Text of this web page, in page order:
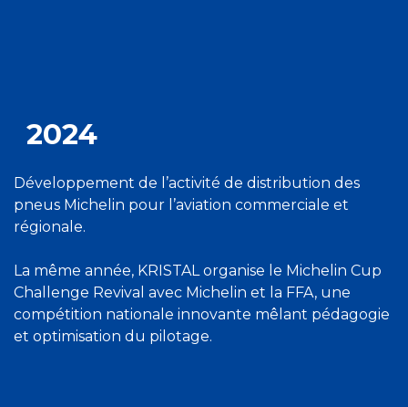
2024
Développement de l’activité de distribution des
pneus Michelin pour l’aviation commerciale et
régionale.
La même année, KRISTAL organise le Michelin Cup
Challenge Revival avec Michelin et la FFA, une
compétition nationale innovante mêlant pédagogie
et optimisation du pilotage.